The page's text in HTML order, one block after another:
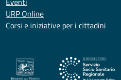
URP Online
Corsi e iniziative per i cittadini